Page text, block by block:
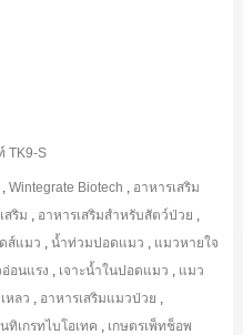
TK9-S
,Wintegrate Biotech , อาหารเสริม
สริม , อาหารเสริมสำหรับสัตว์ป่วย ,
ดส์แมว ,น้ำท่วมปอดแมว , แมวหายใจ
อนแรง , เจาะน้ำในปอดแมว , แมว
หลว , อาหารเสริมแมวป่วย ,
ทิเกรทไบโอเทค , เกษตรเพ็ทช็อพ